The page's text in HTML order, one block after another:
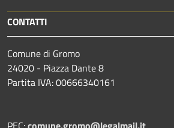
CONTATTI
Comune di Gromo
24020 - Piazza Dante 8
Partita IVA: 00666340161